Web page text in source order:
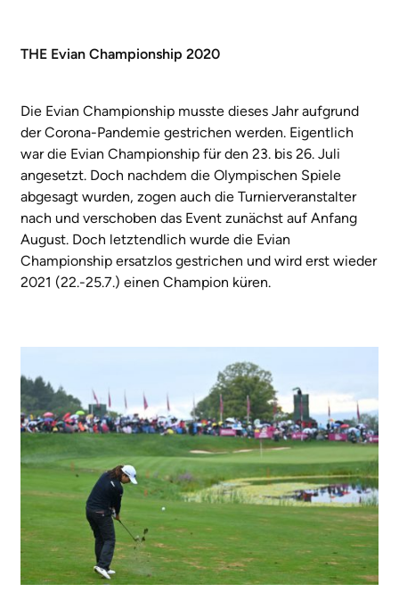
THE Evian Championship 2020
Die Evian Championship musste dieses Jahr aufgrund
der Corona-Pandemie gestrichen werden. Eigentlich
war die Evian Championship für den 23. bis 26. Juli
angesetzt. Doch nachdem die Olympischen Spiele
abgesagt wurden, zogen auch die Turnierveranstalter
nach und verschoben das Event zunächst auf Anfang
August. Doch letztendlich wurde die Evian
Championship ersatzlos gestrichen und wird erst wieder
2021 (22.-25.7.) einen Champion küren.